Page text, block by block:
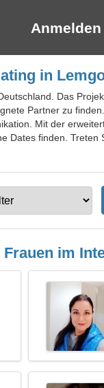
Anmelden
in
Das
Partner zu
Mit der
Dates finden.
Frauen im